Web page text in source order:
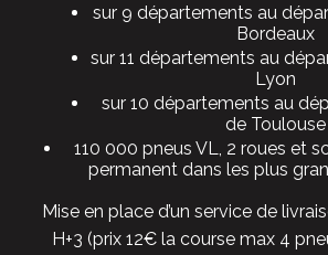
sur 9 départements au
Bordeaux
sur 11 départements au
Lyon
sur 10 départements au
de Toulouse
110 000 pneus VL, 2 roues et
permanent dans les plus
Mise en place d’un service de
H+3 (prix 12€ la course max 4